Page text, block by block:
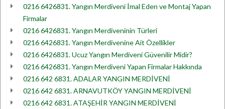
0216 6426831. Yangın Merdiveni İmal Eden ve Montaj Yapan
Firmalar
0216 6426831. Yangın Merdiveninin Türleri
0216 6426831. Yangın Merdivenine Ait Özellikler
0216 6426831. Ucuz Yangın Merdiveni Güvenilir Midir?
0216 6426831. Yangın Merdiveni Yapan Firmalar Hakkında
0216 642 6831. ADALAR YANGIN MERDİVENİ
0216 642 6831. ARNAVUTKÖY YANGIN MERDİVENİ
0216 642 6831. ATAŞEHİR YANGIN MERDİVENİ